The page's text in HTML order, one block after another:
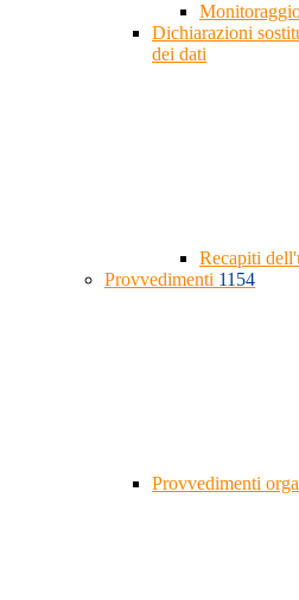
Dichiarazioni
dei dati
Recapiti
Provvedimenti 1154
Provvedimenti